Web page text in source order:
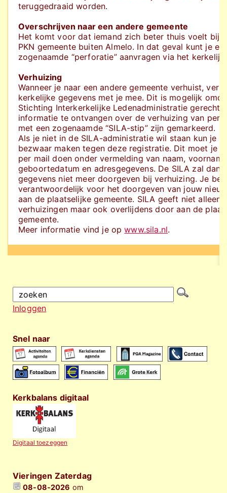
teruggedraaid worden.
Overschrijven naar een andere gemeente
Het komt voor dat iemand zich beter thuis voelt bij
PKN gemeente buiten Almelo. In dat geval kunt je
zogenaamde “perforatie” aanvragen via het kerkelijk
Verhuizing
Wanneer je naar een andere gemeente verhuist,
kerkelijke gegevens met je mee. Dit is mogelijk
Stichting Interkerkelijke Ledenadministratie
informatie te ontvangen over de verhuizing van
met een zogenaamde “SILA-stip” zijn gemarkeerd.
Als je niet in de SILA-administratie wil staan kun je
bezwaar maken tegen deze registratie. Dit moet je
per mail doen onder vermelding van naam,
geboortedatum en adresgegevens. De SILA zal dan
gegevens niet meer doorgeven bij verhuizing. Je
verantwoordelijk voor het doorgeven van jouw
aan de plaatselijke gemeente. SILA geeft niet alleen
verhuizingen maar ook overlijdens door aan de
gemeente.
Meer informatie vind je opwww.sila.nl.
Inloggen
Snel naar
Kerkbalans digitaal
Digitaal toezeggen
Vieringen Zaterdag
08-08-2026 om